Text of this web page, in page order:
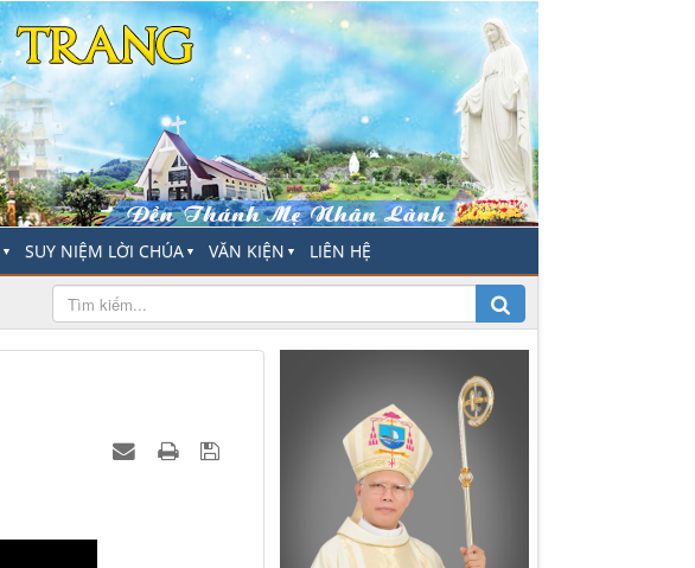
▼ SUY NIỆM LỜI CHÚA ▼ VĂN KIỆN ▼ LIÊN HỆ